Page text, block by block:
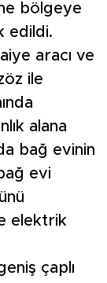
bölgeye
edildi.
aracı ve
ile
alana
bağ evinin
evi
elektrik
çaplı